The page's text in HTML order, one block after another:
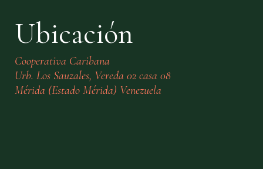
Ubicación
Cooperativa Caribana
Urb. Los Sauzales, Vereda 02 casa 08
Mérida (Estado Mérida) Venezuela